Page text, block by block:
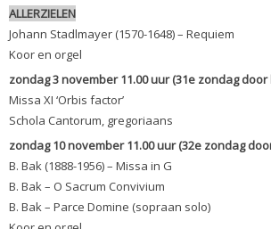
ALLERZIELEN
Johann Stadlmayer (1570-1648) – Requiem
Koor en orgel
zondag 3 november 11.00 uur (31e zondag door
Missa XI ‘Orbis factor’
Schola Cantorum, gregoriaans
zondag 10 november 11.00 uur (32e zondag
B. Bak (1888-1956) – Missa in G
B. Bak – O Sacrum Convivium
B. Bak – Parce Domine (sopraan solo)